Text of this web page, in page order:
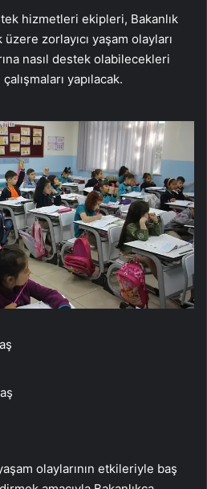
hizmetleri ekipleri, Bakanlık
zorlayıcı yaşam olayları
nasıl destek olabilecekleri
yapılacak.
olaylarının etkileriyle baş